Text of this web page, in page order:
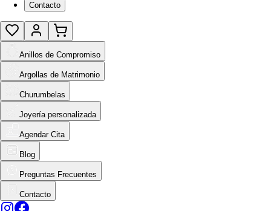
Contacto
Anillos de Compromiso
Argollas de Matrimonio
Churumbelas
Joyería personalizada
Agendar Cita
Blog
Preguntas Frecuentes
Contacto